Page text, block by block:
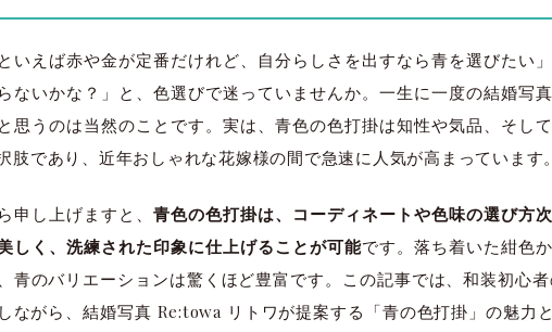
といえば赤や金が定番だけれど、自分らしさを出すなら青を選びたい
ないかな？」と、色選びで迷っていませんか。一生に一度の結婚写
思うのは当然のことです。実は、青色の色打掛は知性や気品、そし
肢であり、近年おしゃれな花嫁様の間で急速に人気が高まっています。
申し上げますと、青色の色打掛は、コーディネートや色味の選び方
しく、洗練された印象に仕上げることが可能です。落ち着いた紺色
青のバリエーションは驚くほど豊富です。この記事では、和装初心
ながら、結婚写真 Re:towa リトワが提案する「青の色打掛」の魅力